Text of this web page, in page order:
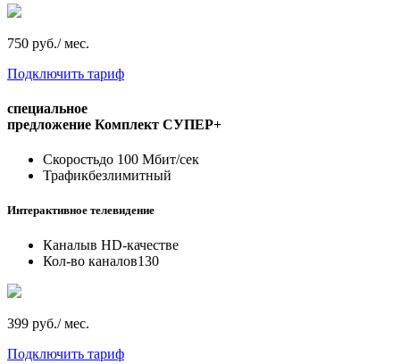
750 руб./ мес.
Подключить тариф
специальное
предложение Комплект СУПЕР+
Скоростьдо 100 Мбит/сек
Трафикбезлимитный
Интерактивное телевидение
Каналыв HD-качестве
Кол-во каналов130
399 руб./ мес.
Подключить тариф